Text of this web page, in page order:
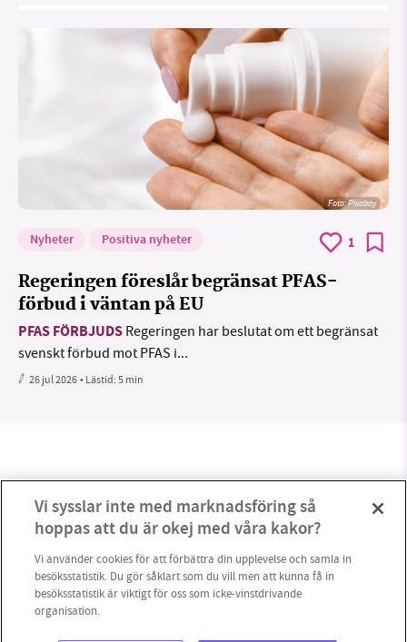
Foto:Pixabay
Nyheter Positiva nyheter 1
Regeringen föreslår begränsat PFAS-
förbud i väntan på EU
PFAS FÖRBJUDS Regeringen har beslutat om ett begränsat
svenskt förbud mot PFAS i...
26 jul 2026• Lästid:5 min
Vi sysslar inte med marknadsföring så
hoppas att du är okej med våra kakor?
Vi använder cookies för att förbättra din upplevelse och samla in
besöksstatistik. Du gör såklart som du vill men att kunna få in
besöksstatistik är viktigt för oss som icke-vinstdrivande
organisation.